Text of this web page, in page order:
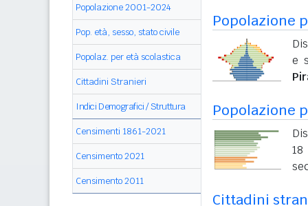
Popolazione 2001-2024
Pop. età, sesso, stato civile
Popolaz. per età scolastica
Cittadini Stranieri
Indici Demografici / Struttura
Censimenti 1861-2021
Censimento 2021
Censimento 2011
Popolazione
e
Popolazione
Cittadini